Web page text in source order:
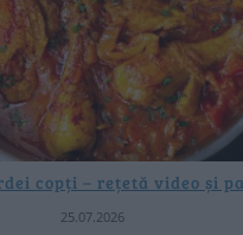
copți – rețetă video și
25.07.2026